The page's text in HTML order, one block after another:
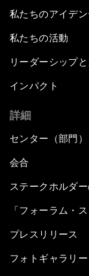
私たちのアイデ
私たちの活動
リーダーシップ
インパクト
詳細
センター（部門）
会合
ステークホルダ
「フォーラム・
プレスリリース
フォトギャラリー